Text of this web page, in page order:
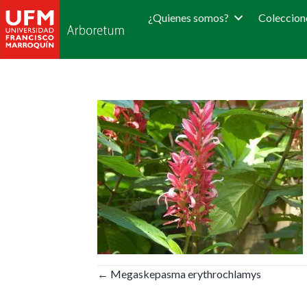
¿Quienes somos?
Posts
← Megaskepasma erythrochlamys